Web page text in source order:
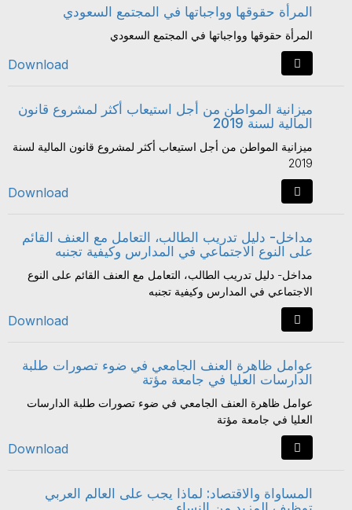
المرأة حقوقها وواجباتها في المجتمع السعودي
المرأة حقوقها وواجباتها في المجتمع السعودي
Download
ميزانية المواطن من أجل استيعاب أكثر لمشروع قانون
المالية لسنة 2019
ميزانية المواطن من أجل استيعاب أكثر لمشروع قانون المالية لسنة
2019
Download
مداخل- دليل تدريب الطالب، التعامل مع العنف القائم
على النوع الاجتماعي في المدارس وكيفية تجنبه
مداخل- دليل تدريب الطالب، التعامل مع العنف القائم على النوع
الاجتماعي في المدارس وكيفية تجنبه
Download
عوامل ظاهرة العنف الجامعي في ضوء تصورات طلبة
الدارسات العليا في جامعة مؤتة
عوامل ظاهرة العنف الجامعي في ضوء تصورات طلبة الدارسات
العليا في جامعة مؤتة
Download
المساواة والاقتصاد: لماذا يجب على العالم العربي